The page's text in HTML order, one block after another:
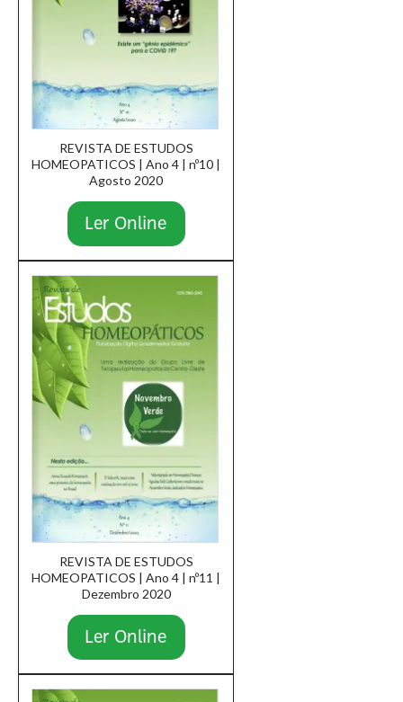
REVISTA DE ESTUDOS
HOMEOPATICOS | Ano 4 | nº10 |
Agosto 2020
Ler Online
REVISTA DE ESTUDOS
HOMEOPATICOS | Ano 4 | nº11 |
Dezembro 2020
Ler Online